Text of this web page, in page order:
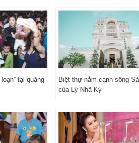
tại quảng
Biệt thự nằm cạnh sông
của Lý Nhã Kỳ